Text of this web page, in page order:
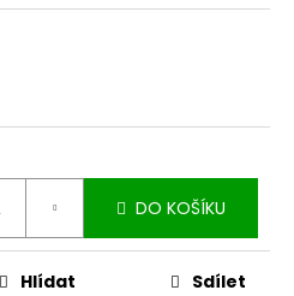
DO KOŠÍKU
Hlídat Sdílet